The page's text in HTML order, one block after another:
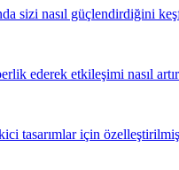
sizi nasıl güçlendirdiğini
ederek etkileşimi nasıl
tasarımlar için